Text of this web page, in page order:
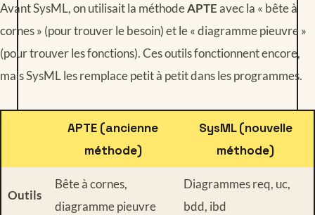
Avant SysML, on utilisait la méthodeAPTEavec la « bête à
cornes » (pour trouver le besoin) et le « diagramme pieuvre »
(pour trouver les fonctions). Ces outils fonctionnent encore,
mais SysML les remplace petit à petit dans les programmes.
APTE (ancienne
méthode)
SysML (nouvelle
méthode)
Outils
Bête à cornes,
diagramme pieuvre
Diagrammes req, uc,
bdd, ibd